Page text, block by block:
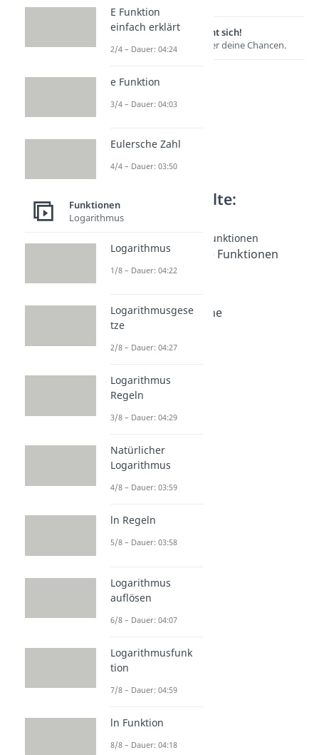
Lernen lohnt sich!
Entdecke hier deine Chancen.
Weitere Inhalte:
Funktionen
Trigonometrische Funktionen
Trigonometrische Funktionen
Dauer: 04:43
Additionstheoreme
Dauer: 04:38
Sinusfunktion
Dauer: 04:35
arcsin und arccos
Dauer: 04:45
E Funktion
einfach erklärt
2/4 – Dauer: 04:24
e Funktion
3/4 – Dauer: 04:03
Eulersche Zahl
4/4 – Dauer: 03:50
Funktionen
Logarithmus
Logarithmus
1/8 – Dauer: 04:22
Logarithmusgese
tze
2/8 – Dauer: 04:27
Logarithmus
Regeln
3/8 – Dauer: 04:29
Natürlicher
Logarithmus
4/8 – Dauer: 03:59
ln Regeln
5/8 – Dauer: 03:58
Logarithmus
auflösen
6/8 – Dauer: 04:07
Logarithmusfunk
tion
7/8 – Dauer: 04:59
ln Funktion
8/8 – Dauer: 04:18